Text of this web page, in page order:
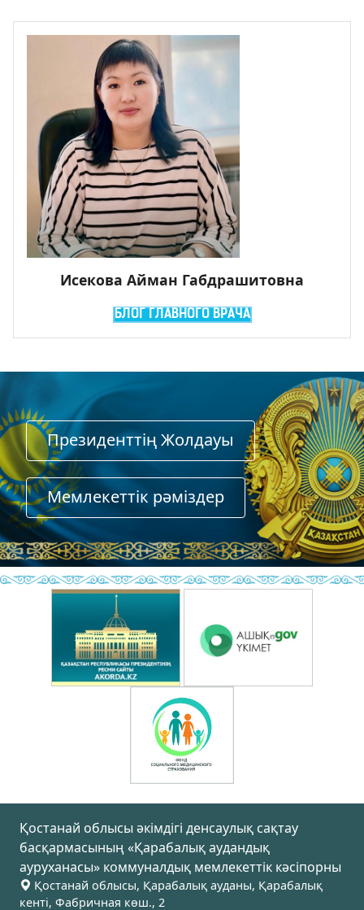
Исекова Айман Габдрашитовна
БЛОГ ГЛАВНОГО ВРАЧА
Президенттің Жолдауы
Мемлекеттiк рәмiздер
Қостанай облысы әкімдігі денсаулық сақтау
басқармасының «Қарабалық аудандық
ауруханасы» коммуналдық мемлекеттік кәсіпорны
Қостанай облысы, Қарабалық ауданы, Қарабалық
кенті, Фабричная көш., 2